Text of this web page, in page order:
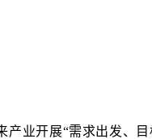
业开展“需求出发、